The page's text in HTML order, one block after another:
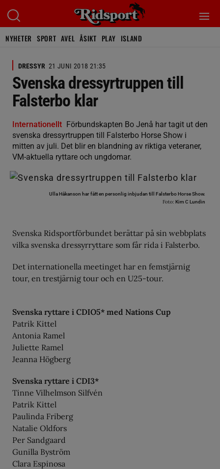
NYHETER SPORT AVEL ÅSIKT PLAY ISLAND
DRESSYR 21 JUNI 2018 21:35
Svenska dressyrtruppen till
Falsterbo klar
Internationellt Förbundskapten Bo Jenå har tagit ut den
svenska dressyrtruppen till Falsterbo Horse Show i
mitten av juli. Det blir en blandning av riktiga veteraner,
VM-aktuella ryttare och ungdomar.
Ulla Håkanson har fått en personlig inbjudan till Falsterbo Horse Show.
Foto: Kim C Lundin
Svenska Ridsportförbundet berättar på sin webbplats
vilka svenska dressyrryttare som får rida i Falsterbo.
Det internationella meetinget har en femstjärnig
tour, en trestjärnig tour och en U25-tour.
Svenska ryttare i CDIO5* med Nations Cup
Patrik Kittel
Antonia Ramel
Juliette Ramel
Jeanna Högberg
Svenska ryttare i CDI3*
Tinne Vilhelmson Silfvén
Patrik Kittel
Paulinda Friberg
Natalie Oldfors
Per Sandgaard
Gunilla Byström
Clara Espinosa